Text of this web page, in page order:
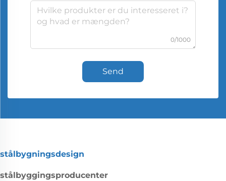
0/1000
Send
stålbygningsdesign
stålbyggingsproducenter